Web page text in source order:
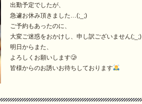
出勤予定でしたが、
急遽お休み頂きました…(;_;)
ご予約もあったのに、
大変ご迷惑をおかけし、申し訳ございません(;_;)
明日からまた、
よろしくお願いします🥲
皆様からのお誘いお待ちしております